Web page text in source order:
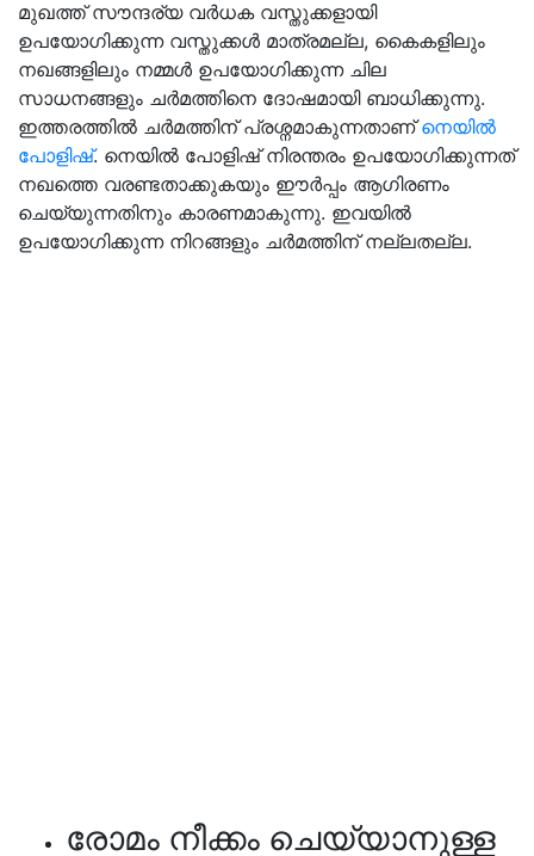
മുഖത്ത് സൗന്ദര്യ വർധക വസ്തുക്കളായി
ഉപയോഗിക്കുന്ന വസ്തുക്കൾ മാത്രമല്ല, കൈകളിലും
നഖങ്ങളിലും നമ്മൾ ഉപയോഗിക്കുന്ന ചില
സാധനങ്ങളും ചർമത്തിനെ ദോഷമായി ബാധിക്കുന്നു.
ഇത്തരത്തിൽ ചർമത്തിന് പ്രശ്നമാകുന്നതാണ്നെയിൽ
പോളിഷ്. നെയിൽ പോളിഷ് നിരന്തരം ഉപയോഗിക്കുന്നത്
നഖത്തെ വരണ്ടതാക്കുകയും ഈർപ്പം ആഗിരണം
ചെയ്യുന്നതിനും കാരണമാകുന്നു. ഇവയിൽ
ഉപയോഗിക്കുന്ന നിറങ്ങളും ചർമത്തിന് നല്ലതല്ല.
രോമം നീക്കം ചെയ്യാനുള്ള